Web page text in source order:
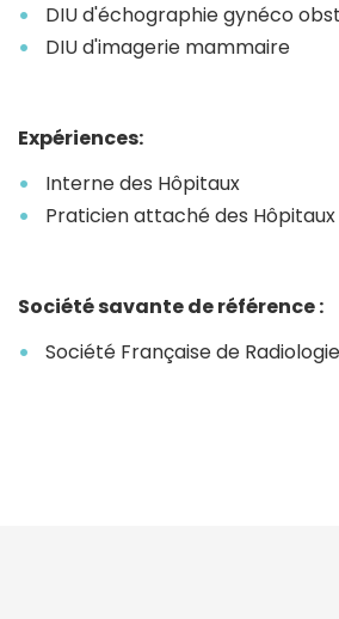
DIU d'échographie gynéco
DIU d'imagerie mammaire
Expériences:
Interne des Hôpitaux
Praticien attaché des Hôpitaux
Société savante de référence :
Société Française de Radiologie